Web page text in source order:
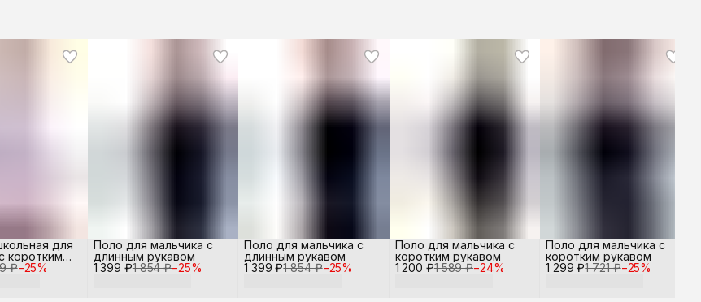
₽−25%
для
коротким
1 399 ₽1 854 ₽−25%
Поло для мальчика с
длинным рукавом
1 399 ₽1 854 ₽−25%
Поло для мальчика с
длинным рукавом
1 200 ₽1 589 ₽−24%
Поло для мальчика с
коротким рукавом
1 299 ₽1 721 ₽−25%
Поло для мальчика с
коротким рукавом